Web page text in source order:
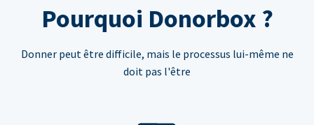
Pourquoi Donorbox ?
Donner peut être difficile, mais le processus lui-même ne
doit pas l'être